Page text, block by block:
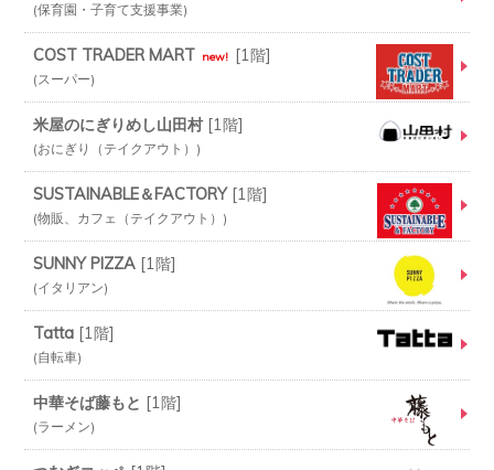
保育園・子育て支援事業
COST TRADER MART new! [1階]
スーパー
米屋のにぎりめし山田村 [1階]
おにぎり（テイクアウト）
SUSTAINABLE＆FACTORY [1階]
物販、カフェ（テイクアウト）
SUNNY PIZZA [1階]
イタリアン
Tatta [1階]
自転車
中華そば藤もと [1階]
ラーメン